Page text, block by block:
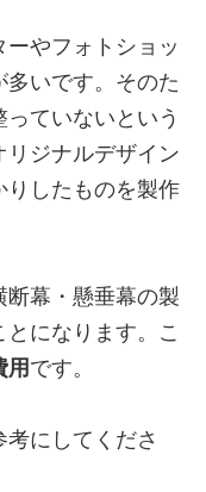
やフォトショッ
いです。そのた
ていないという
ジナルデザイン
りしたものを製作
断幕・懸垂幕の製
になります。こ
用 です。
にしてくださ